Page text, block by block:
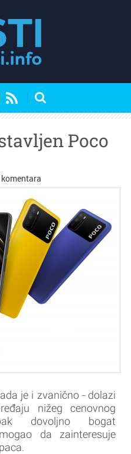
Poco
je i zvanično - dolazi
nižeg cenovnog
dovoljno bogat
da zainteresuje